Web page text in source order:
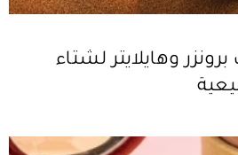
وهايلايتر لشتاء